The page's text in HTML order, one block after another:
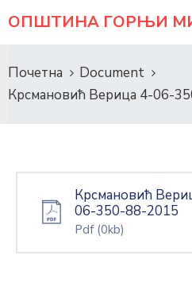
ОПШТИНА ГОРЊИ
Почетна
Document
Крсмановић Верица 4-06-
Крсмановић
06-350-88-2015
Pdf (0kb)